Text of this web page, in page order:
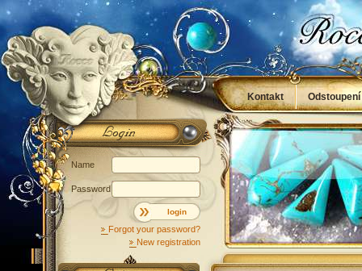
Kontakt
Obchodní podmínky
Name
Password
login
Forgot your password?
New registration